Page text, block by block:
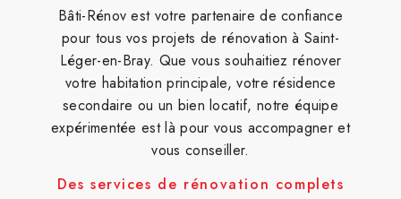
Bâti-Rénov est votre partenaire de confiance
pour tous vos projets de rénovation à Saint-
Léger-en-Bray. Que vous souhaitiez rénover
votre habitation principale, votre résidence
secondaire ou un bien locatif, notre équipe
expérimentée est là pour vous accompagner et
vous conseiller.
Des services de rénovation complets